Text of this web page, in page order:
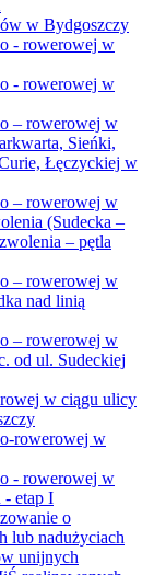
w Bydgoszczy
- rowerowej w
- rowerowej w
– rowerowej w
Sieńki,
Łęczyckiej w
– rowerowej w
(Sudecka –
– pętla
– rowerowej w
nad linią
– rowerowej w
od ul. Sudeckiej
w ciągu ulicy
rowerowej w
- rowerowej w
- etap I
o
lub nadużyciach
unijnych